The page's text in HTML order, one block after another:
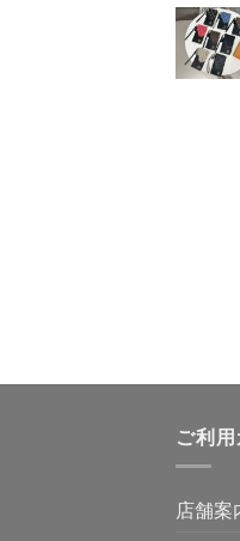
ご利
店舗案